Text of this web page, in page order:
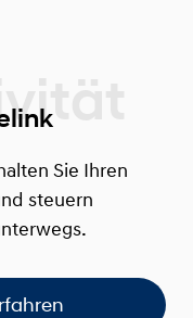
Sie Ihren
steuern